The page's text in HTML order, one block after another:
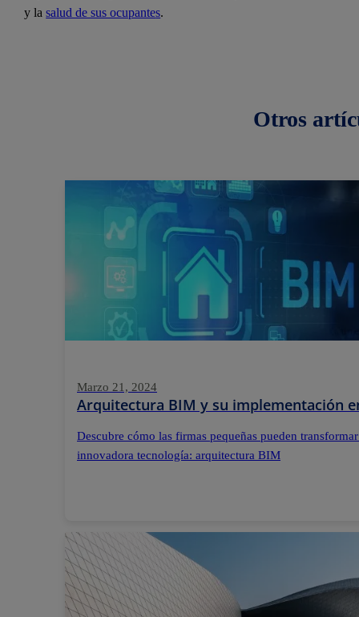
y lasalud de sus ocupantes.
Otros
Marzo 21, 2024
Arquitectura BIM y su implementación
Descubre cómo las firmas pequeñas pueden
innovadora tecnología: arquitectura BIM